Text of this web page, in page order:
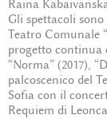
Raina
Gli spettacoli
Teatro Comunale
progetto continua
“Norma” (2017),
palcoscenico del
Sofia con il
Requiem di